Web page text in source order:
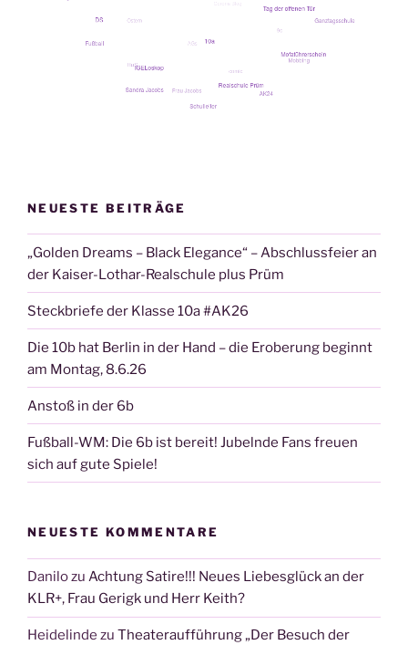
NEUESTE BEITRÄGE
„Golden Dreams – Black Elegance“ – Abschlussfeier an
der Kaiser-Lothar-Realschule plus Prüm
Steckbriefe der Klasse 10a #AK26
Die 10b hat Berlin in der Hand – die Eroberung beginnt
am Montag, 8.6.26
Anstoß in der 6b
Fußball-WM: Die 6b ist bereit! Jubelnde Fans freuen
sich auf gute Spiele!
NEUESTE KOMMENTARE
Danilozu Achtung Satire!!! Neues Liebesglück an der
KLR+, Frau Gerigk und Herr Keith?
Heidelinde zu Theateraufführung „Der Besuch der